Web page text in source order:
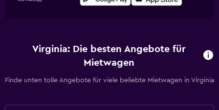
Virginia: Die besten Angebote für
Mietwagen
Finde unten tolle Angebote für viele beliebte Mietwagen in Virginia